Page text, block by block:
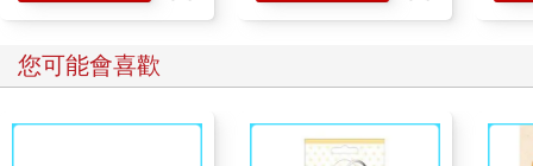
您可能會喜歡